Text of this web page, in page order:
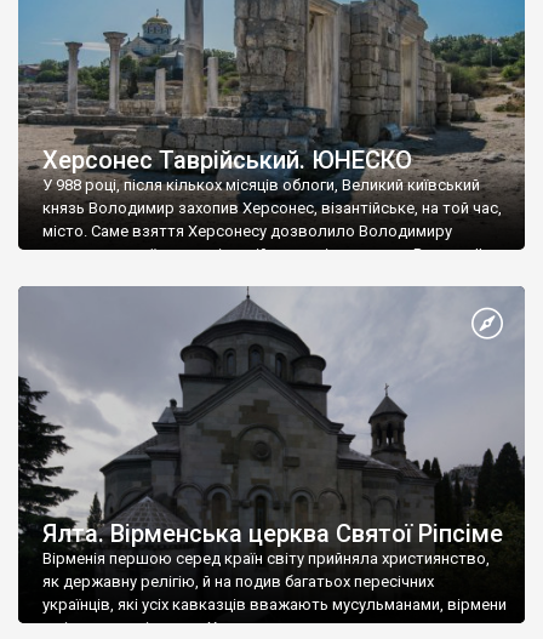
Херсонес Таврійський. ЮНЕСКО
У 988 році, після кількох місяців облоги, Великий київський
князь Володимир захопив Херсонес, візантійське, на той час,
місто. Саме взяття Херсонесу дозволило Володимиру
диктувати свої умови візантійському імператору Василю ІІ, та
Херсонесі Володимир-язичник, став Василем-християнином.
А потім було Хрещення Русі. На честь Херсонесу Таврійського
Ялта. Вірменська церква Святої Ріпсіме
Вірменія першою серед країн світу прийняла християнство,
як державну релігію, й на подив багатьох пересічних
українців, які усіх кавказців вважають мусульманами, вірмени
є відданими вірянами Христа